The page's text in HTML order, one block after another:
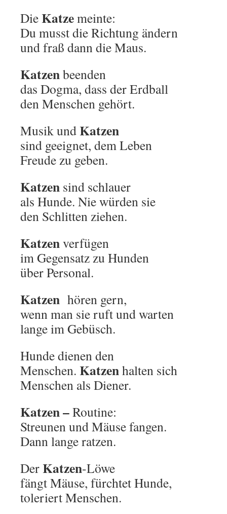
DieKatzemeinte:
Du musst die Richtung ändern
und fraß dann die Maus.
Katzenbeenden
das Dogma, dass der Erdball
den Menschen gehört.
Musik undKatzen
sind geeignet, dem Leben
Freude zu geben.
Katzen sind schlauer
als Hunde. Nie würden sie
den Schlitten ziehen.
Katzenverfügen
im Gegensatz zu Hunden
über Personal.
Katzen hören gern,
wenn man sie ruft und warten
lange im Gebüsch.
Hunde dienen den
Menschen. Katzenhalten sich
Menschen als Diener.
Katzen –Routine:
Streunen und Mäuse fangen.
Dann lange ratzen.
DerKatzen-Löwe
fängt Mäuse, fürchtet Hunde,
toleriert Menschen.